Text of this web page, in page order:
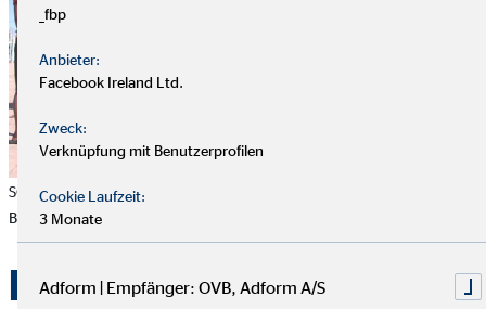
SOS-Kinderdorf Madagaskar: Kinder in der Pause auf dem Schulhof in
Beloha, Copyright SOS-Kinderdörfer weltweit/Gernot Aschoff [Fotograf]
Die
_fbp
Anbieter:
Facebook Ireland Ltd.
Zweck:
Verknüpfung mit Benutzerprofilen
Cookie Laufzeit:
3 Monate
Adform | Empfänger: OVB, Adform A/S